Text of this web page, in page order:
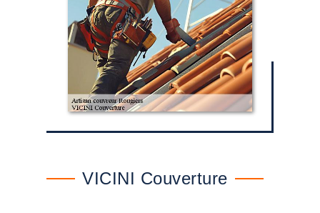
VICINI Couverture